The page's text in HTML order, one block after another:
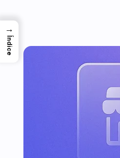
→
Índice